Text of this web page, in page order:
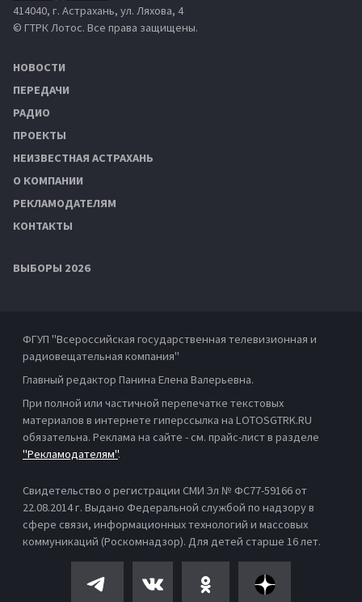
414040, г. Астрахань, ул. Ляхова, 4
© ГТРК Лотос. Все права защищены.
НОВОСТИ
ПЕРЕДАЧИ
РАДИО
ПРОЕКТЫ
НЕИЗВЕСТНАЯ АСТРАХАНЬ
О КОМПАНИИ
РЕКЛАМОДАТЕЛЯМ
КОНТАКТЫ
ВЫБОРЫ 2026
ФГУП "Всероссийская государственная телевизионная и
радиовещательная компания"
Главный редактор Панина Елена Валерьевна.
При полной или частичной перепечатке текстовых
материалов в интернете гиперссылка на LOTOSGTRK.RU
обязательна. Реклама на сайте - см. прайс-лист в разделе
"Рекламодателям".
Свидетельство о регистрации СМИ Эл № ФС77-59166 от
22.08.2014 г. Выдано Федеральной службой по надзору в
сфере связи, информационных технологий и массовых
коммуникаций (Роскомнадзор). Для детей старше 16 лет.